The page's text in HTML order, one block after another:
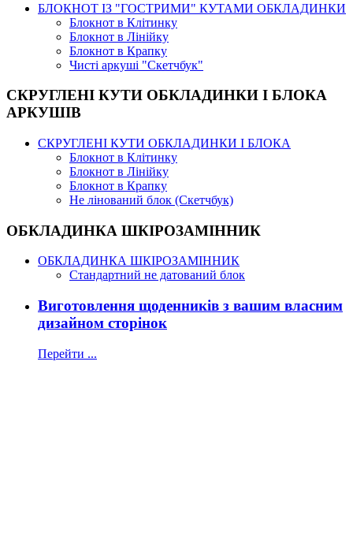
БЛОКНОТ ІЗ "ГОСТРИМИ" КУТАМИ ОБКЛАДИНКИ
Блокнот в Клітинку
Блокнот в Лінійку
Блокнот в Крапку
Чисті аркуші "Скетчбук"
СКРУГЛЕНІ КУТИ ОБКЛАДИНКИ І БЛОКА
АРКУШІВ
СКРУГЛЕНІ КУТИ ОБКЛАДИНКИ І БЛОКА
Блокнот в Клітинку
Блокнот в Лінійку
Блокнот в Крапку
Не лінований блок (Скетчбук)
ОБКЛАДИНКА ШКІРОЗАМІННИК
ОБКЛАДИНКА ШКІРОЗАМІННИК
Стандартний не датований блок
Виготовлення щоденників з вашим власним
дизайном сторінок
Перейти ...